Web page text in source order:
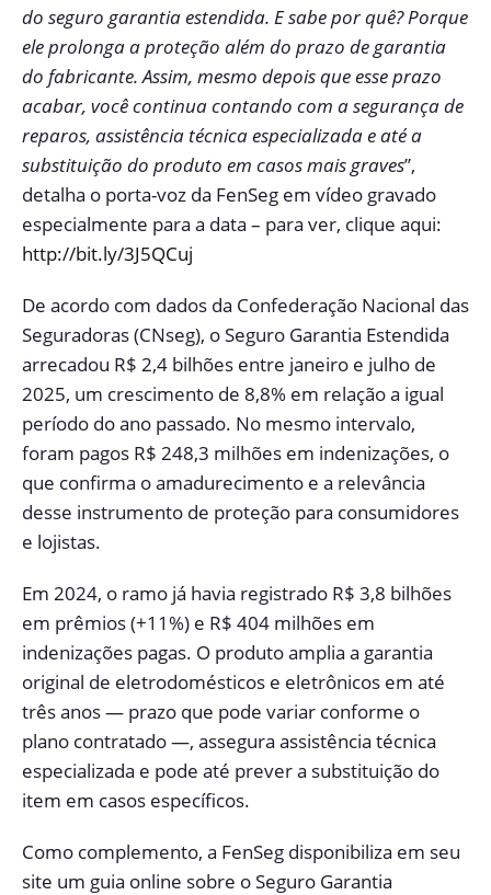
do seguro garantia estendida. E sabe por quê? Porque
ele prolonga a proteção além do prazo de garantia
do fabricante. Assim, mesmo depois que esse prazo
acabar, você continua contando com a segurança de
reparos, assistência técnica especializada e até a
substituição do produto em casos mais graves”,
detalha o porta-voz da FenSeg em vídeo gravado
especialmente para a data – para ver, clique aqui:
http://bit.ly/3J5QCuj
De acordo com dados da Confederação Nacional das
Seguradoras (CNseg), o Seguro Garantia Estendida
arrecadou R$ 2,4 bilhões entre janeiro e julho de
2025, um crescimento de 8,8% em relação a igual
período do ano passado. No mesmo intervalo,
foram pagos R$ 248,3 milhões em indenizações, o
que confirma o amadurecimento e a relevância
desse instrumento de proteção para consumidores
e lojistas.
Em 2024, o ramo já havia registrado R$ 3,8 bilhões
em prêmios (+11%) e R$ 404 milhões em
indenizações pagas. O produto amplia a garantia
original de eletrodomésticos e eletrônicos em até
três anos — prazo que pode variar conforme o
plano contratado —, assegura assistência técnica
especializada e pode até prever a substituição do
item em casos específicos.
Como complemento, a FenSeg disponibiliza em seu
site um guia online sobre o Seguro Garantia